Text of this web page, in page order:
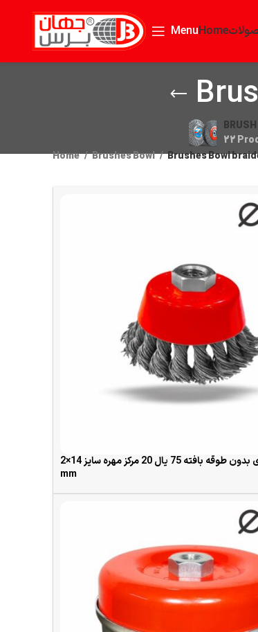
MenuHome
22
Home
Brushes Bowl Brushes Bowl
برس کاسه ای بدون طوقه بافته 75 یال 20 مرکز مهره سایز 14×2
mm